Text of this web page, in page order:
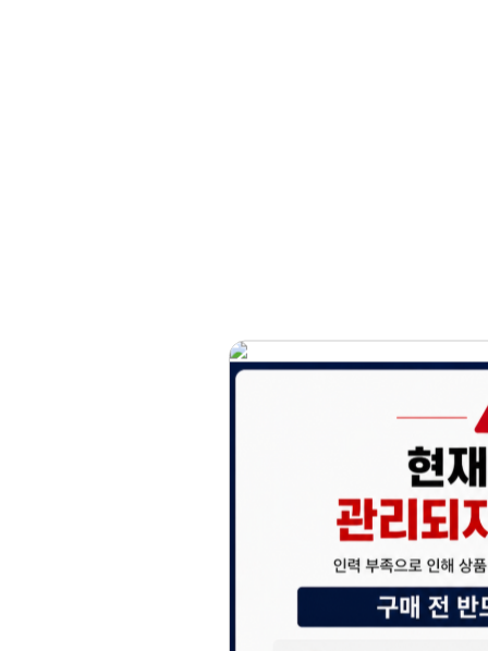
홈페이지 이용 안
안녕하세요, (주)디앤
현재 내부 사정으로
불편을 드려 죄송합
제품 문의, 견적 문의
다.
043-274-6789 /
또는 네이버에서 "